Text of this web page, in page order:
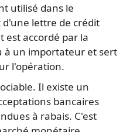
utilisé dans le
lettre de crédit
est accordé par la
à un importateur et sert
l'opération.
Il existe un
bancaires
à rabais. C'est